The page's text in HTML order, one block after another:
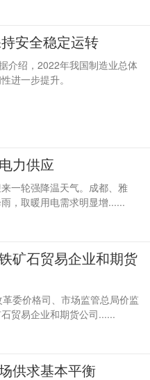
安全稳定运转
介绍，2022年我国制造业总体
进一步提升。
力供应
一轮强降温天气。成都、雅
，取暖用电需求明显增......
矿石贸易企业和期货
委价格司、市场监管总局价监
贸易企业和期货公司......
供求基本平衡